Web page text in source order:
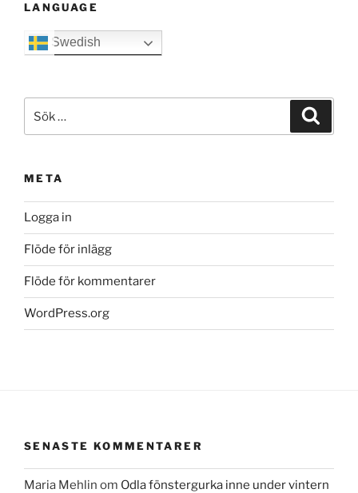
LANGUAGE
Swedish
efter:
META
Logga in
Flöde för inlägg
Flöde för kommentarer
WordPress.org
SENASTE KOMMENTARER
Maria Mehlin om Odla fönstergurka inne under vintern